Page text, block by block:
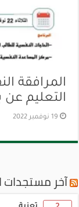
المرافقة
التعليم عن
19 نوفمبر 2022
آخر مستجدات